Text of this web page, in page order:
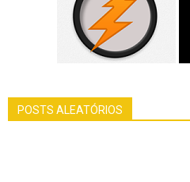
POSTS ALEATÓRIOS